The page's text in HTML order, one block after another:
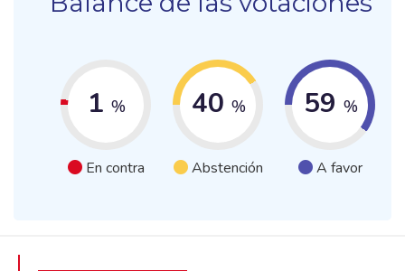
1 %
En contra
40 %
Abstención
59 %
A favor